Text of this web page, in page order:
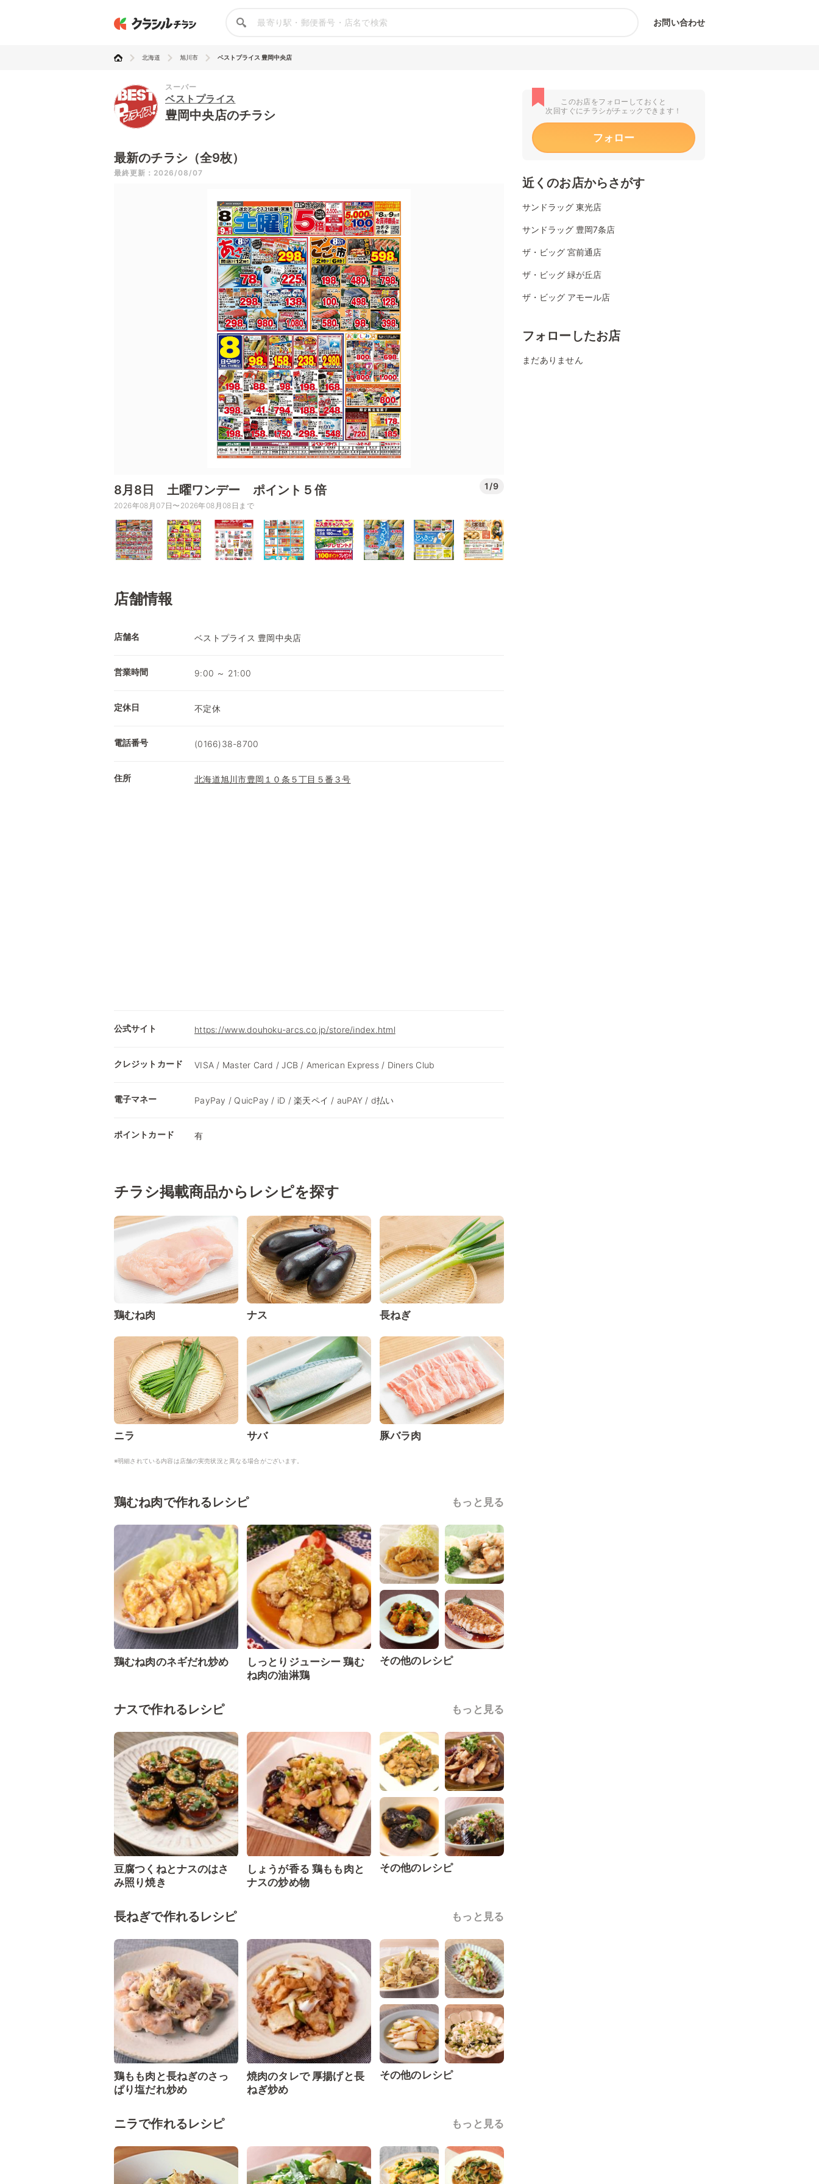
お問い合わせ
北海道 旭川市 ベストプライス 豊岡中央店
スーパー
ベストプライス
豊岡中央店のチラシ
最新のチラシ（全9枚）
最終更新：2026/08/07
8月8日 土曜ワンデー ポイント５倍 1/9
2026年08月07日〜2026年08月08日まで
店舗情報
店舗名 ベストプライス 豊岡中央店
営業時間 9:00 ～ 21:00
定休日 不定休
電話番号 (0166)38-8700
住所 北海道旭川市豊岡１０条５丁目５番３号
公式サイト https://www.douhoku-arcs.co.jp/store/index.html
クレジットカード VISA / Master Card / JCB / American Express / Diners Club
電子マネー PayPay / QuicPay / iD / 楽天ペイ / auPAY / d払い
ポイントカード 有
チラシ掲載商品からレシピを探す
鶏むね肉 ナス 長ねぎ
ニラ サバ 豚バラ肉
※明細されている内容は店舗の実売状況と異なる場合がございます。
鶏むね肉で作れるレシピ もっと見る
鶏むね肉のネギだれ炒め
しっとりジューシー 鶏む
ね肉の油淋鶏
その他のレシピ
ナスで作れるレシピ もっと見る
豆腐つくねとナスのはさ
み照り焼き
しょうが香る 鶏もも肉と
ナスの炒め物
その他のレシピ
長ねぎで作れるレシピ もっと見る
鶏もも肉と長ねぎのさっ
ぱり塩だれ炒め
焼肉のタレで 厚揚げと長
ねぎ炒め
その他のレシピ
ニラで作れるレシピ もっと見る
このお店をフォローしておくと
次回すぐにチラシがチェックできます！
フォロー
近くのお店からさがす
サンドラッグ 東光店
サンドラッグ 豊岡7条店
ザ・ビッグ 宮前通店
ザ・ビッグ 緑が丘店
ザ・ビッグ アモール店
フォローしたお店
まだありません